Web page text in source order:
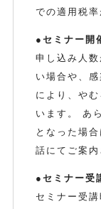
での適用税
●セミナー開
申し込み人
い場合や、
により、や
います。 あ
となった場
話にてご案内
●セミナー受
セミナー受